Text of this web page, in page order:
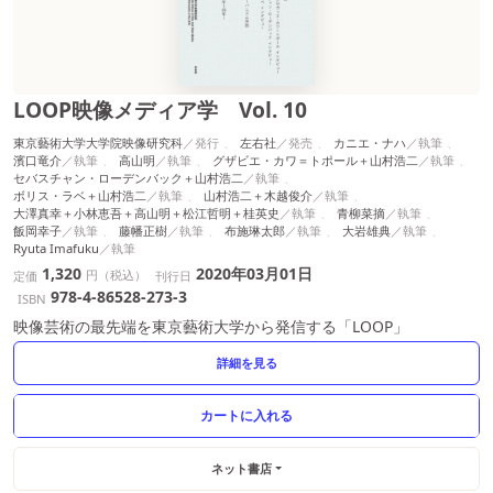
LOOP映像メディア学 Vol. 10
東京藝術大学大学院映像研究科 左右社
カニエ・ナハ
濱口竜介
高山明
グザビエ・カワ＝トポール＋山村浩二
セバスチャン・ローデンバック＋山村浩二
ボリス・ラベ＋山村浩二
山村浩二＋木越俊介
大澤真幸＋小林恵吾＋高山明＋松江哲明＋桂英史
青柳菜摘
飯岡幸子
藤幡正樹 布施琳太郎
大岩雄典
Ryuta Imafuku
定価 1,320 円（税込） 刊行日 2020年03月01日
ISBN 978-4-86528-273-3
映像芸術の最先端を東京藝術大学から発信する「LOOP」
詳細を見る
ネット書店